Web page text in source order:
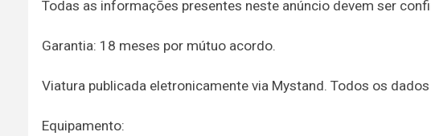
Todas as informações presentes neste anúncio devem ser
Garantia: 18 meses por mútuo acordo.
Viatura publicada eletronicamente via Mystand. Todos os
Equipamento: